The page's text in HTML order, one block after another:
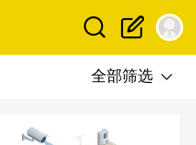
全部筛选